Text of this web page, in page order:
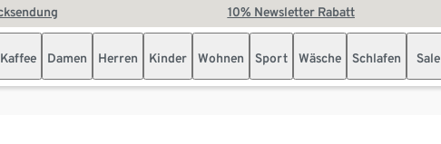
10% Newsletter Rabatt
Kaffee Damen Herren Kinder Wohnen Sport Wäsche Schlafen Sale